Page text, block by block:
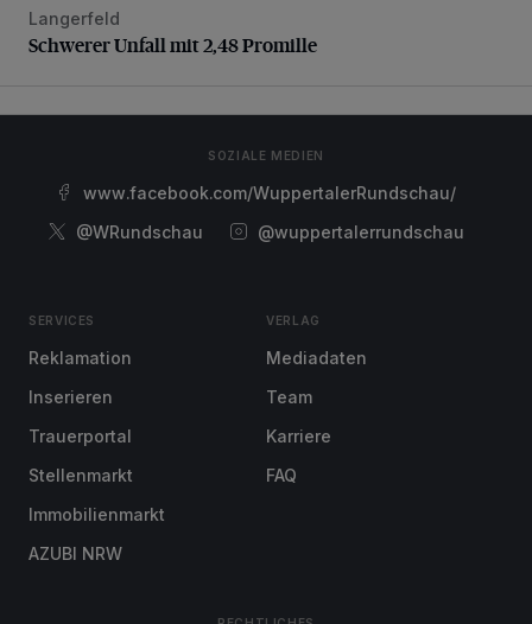
Schwerer Unfall mit 2,48 Promille
Langerfeld
Schwerer Unfall mit 2,48 Promille
SOZIALE MEDIEN
www.facebook.com/WuppertalerRundschau/
@WRundschau
@wuppertalerrundschau
SERVICES
Reklamation
Inserieren
Trauerportal
Stellenmarkt
Immobilienmarkt
AZUBI NRW
VERLAG
Mediadaten
Team
Karriere
FAQ